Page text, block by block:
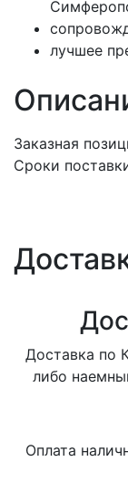
лучшее
Заказная
Сроки
Доставка по
либо
Оплата